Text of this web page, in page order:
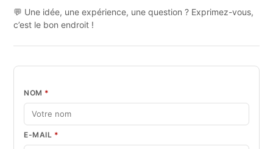
💬 Une idée, une expérience, une question ? Exprimez-vous,
c’est le bon endroit !
NOM *
E-MAIL *